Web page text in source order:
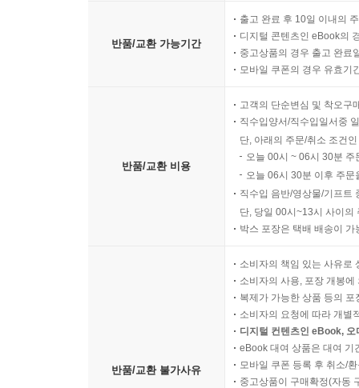
반품/교환 가능기간
출고 완료 후 10일 이내의
디지털 콘텐츠인 eBook의
중고상품의 경우 출고 완료
모바일 쿠폰의 경우 유효기
반품/교환 비용
고객의 단순변심 및 착오구
직수입양서/직수입일서중
단, 아래의 주문/취소 조건
오늘 00시 ~ 06시 30분
오늘 06시 30분 이후 주
직수입 음반/영상물/기프트
단, 당일 00시~13시 사이의
박스 포장은 택배 배송이
반품/교환 불가사유
소비자의 책임 있는 사유로
소비자의 사용, 포장 개봉
복제가 가능한 상품 등의
소비자의 요청에 따라 개별
디지털 컨텐츠인 eBook,
eBook 대여 상품은 대여 기
모바일 쿠폰 등록 후 취소/
중고상품이 구매확정(자동